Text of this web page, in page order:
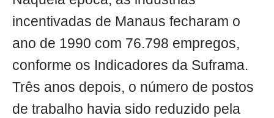
incentivadas de Manaus fecharam o
ano de 1990 com 76.798 empregos,
conforme os Indicadores da Suframa.
Três anos depois, o número de postos
de trabalho havia sido reduzido pela